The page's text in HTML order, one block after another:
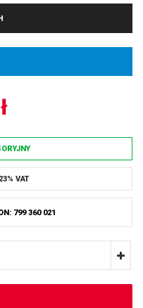
VAT
799 360 021